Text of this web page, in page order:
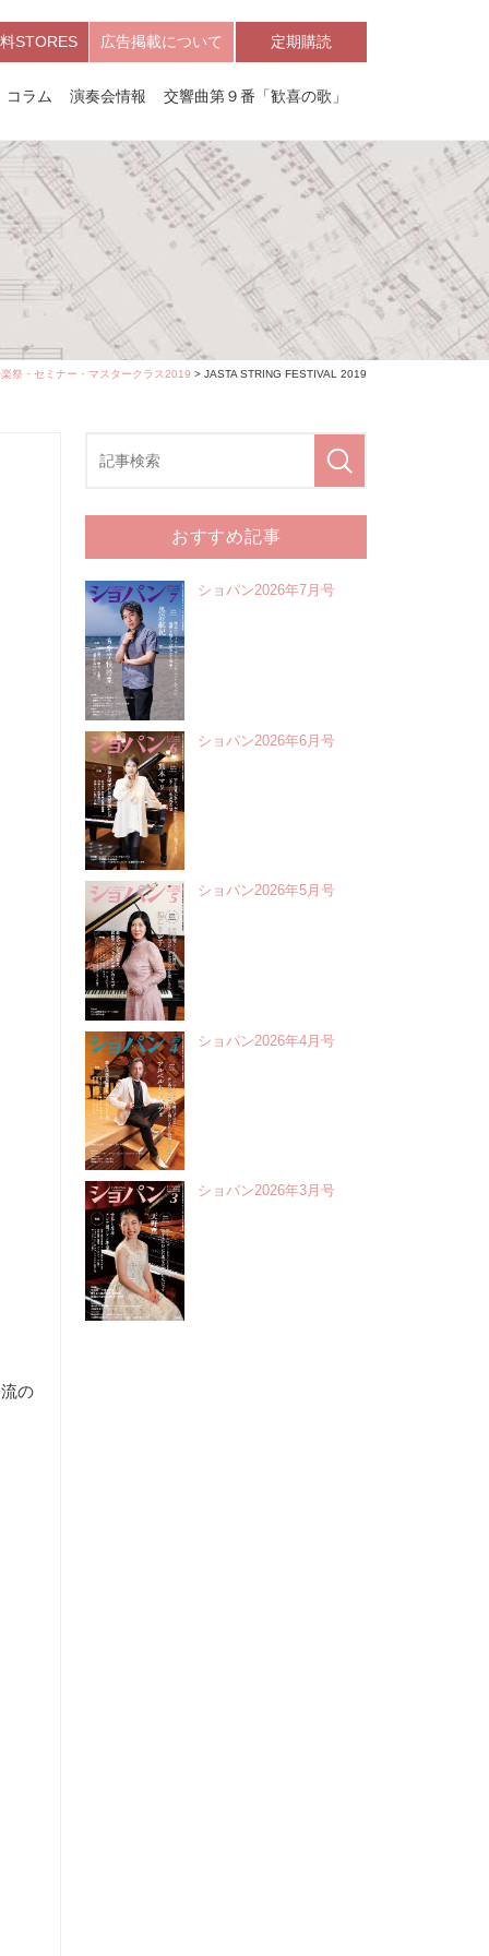
STORES 広告掲載について 定期購読
コラム 演奏会情報 交響曲第９番「歓喜の歌」
祭・セミナー・マスタークラス2019 > JASTA STRING FESTIVAL 2019
の
おすすめ記事
ショパン2026年7月号
ショパン2026年6月号
ショパン2026年5月号
ショパン2026年4月号
ショパン2026年3月号